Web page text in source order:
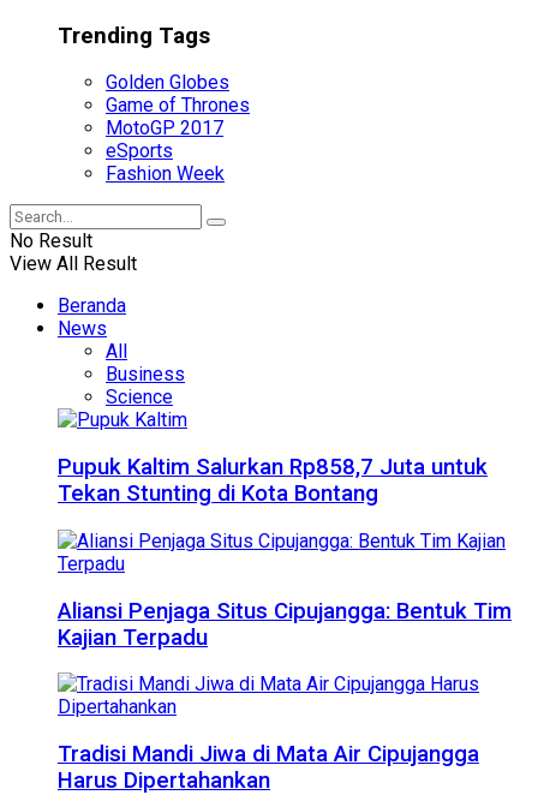
Trending Tags
Golden Globes
Game of Thrones
MotoGP 2017
eSports
Fashion Week
No Result
View All Result
Beranda
News
All
Business
Science
Pupuk Kaltim Salurkan Rp858,7 Juta untuk
Tekan Stunting di Kota Bontang
Aliansi Penjaga Situs Cipujangga: Bentuk Tim
Kajian Terpadu
Tradisi Mandi Jiwa di Mata Air Cipujangga
Harus Dipertahankan